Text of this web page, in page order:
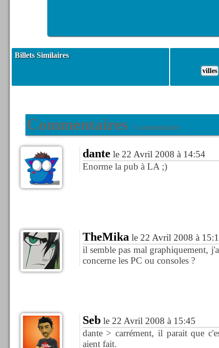
Billets Similaires
villes
Commentaires 5 commentaires
dante le 22 Avril 2008 à 14:54
Enorme la pub à LA ;)
TheMika le 22 Avril 2008 à
il semble pas mal graphiquement,
concerne les PC ou consoles ?
Seble 22 Avril 2008 à 15:45
dante > carrément, il parait que
aient fait.